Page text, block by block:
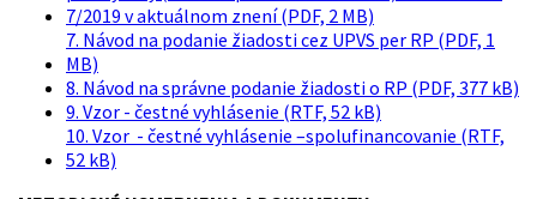
7/2019 v aktuálnom znení (PDF, 2 MB)
7. Návod na podanie žiadosti cez UPVS per RP (PDF, 1
MB)
8. Návod na správne podanie žiadosti o RP (PDF, 377 kB)
9. Vzor - čestné vyhlásenie (RTF, 52 kB)
10. Vzor - čestné vyhlásenie –spolufinancovanie (RTF,
52 kB)